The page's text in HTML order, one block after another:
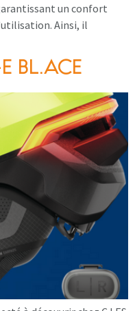
un confort
Ainsi, il
BL.ACE